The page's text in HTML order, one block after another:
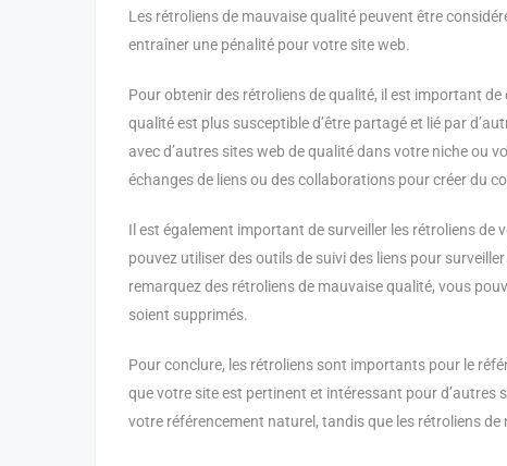
Les rétroliens de mauvaise qualité peuvent être
entraîner une pénalité pour votre site web.
Pour obtenir des rétroliens de qualité, il est important
qualité est plus susceptible d’être partagé et lié par
avec d’autres sites web de qualité dans votre niche ou
échanges de liens ou des collaborations pour créer du
Il est également important de surveiller les rétroliens de
pouvez utiliser des outils de suivi des liens pour
remarquez des rétroliens de mauvaise qualité, vous
soient supprimés.
Pour conclure, les rétroliens sont importants pour le
que votre site est pertinent et intéressant pour
votre référencement naturel, tandis que les rétroliens